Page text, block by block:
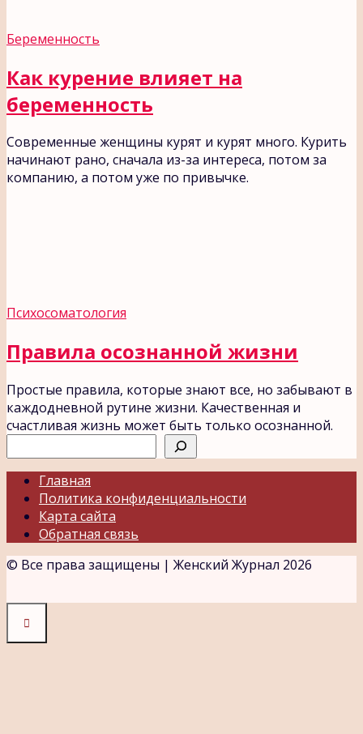
Беременность
Как курение влияет на
беременность
Современные женщины курят и курят много. Курить
начинают рано, сначала из-за интереса, потом за
компанию, а потом уже по привычке.
Психосоматология
Правила осознанной жизни
Простые правила, которые знают все, но забывают в
каждодневной рутине жизни. Качественная и
счастливая жизнь может быть только осознанной.
Главная
Политика конфиденциальности
Карта сайта
Обратная связь
© Все права защищены | Женский Журнал 2026